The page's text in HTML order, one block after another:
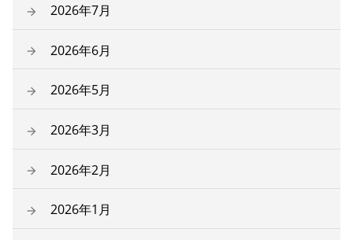
2026年7月
2026年6月
2026年5月
2026年3月
2026年2月
2026年1月